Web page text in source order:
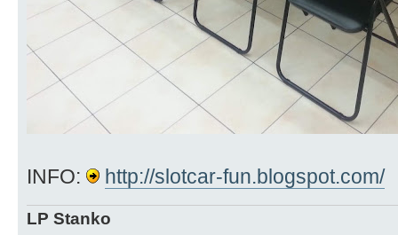
INFO: http://slotcar-fun.blogspot.com/
LP Stanko